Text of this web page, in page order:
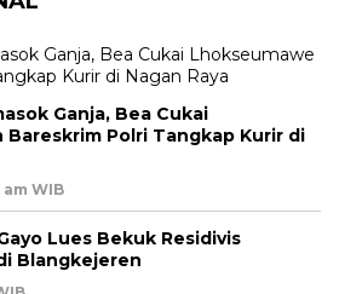
Ganja, Bea Cukai
Bareskrim Polri Tangkap Kurir di
am WIB
Lues Bekuk Residivis
Blangkejeren